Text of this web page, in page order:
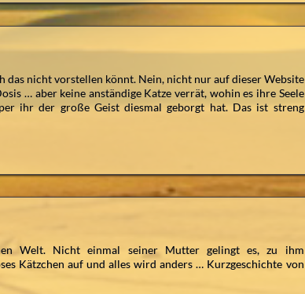
das nicht vorstellen könnt. Nein, nicht nur auf dieser Website
… aber keine anständige Katze verrät, wohin es ihre Seele
ihr der große Geist diesmal geborgt hat. Das ist streng
Welt. Nicht einmal seiner Mutter gelingt es, zu ihm
Kätzchen auf und alles wird anders … Kurzgeschichte von